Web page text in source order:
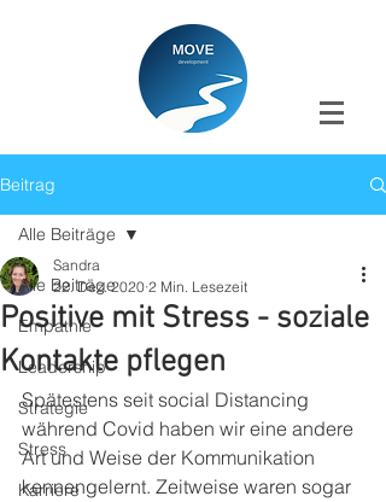
Beitrag
Alle Beiträge
Empathie
Leadership
Strategie
Stress
Karriere
Alle Beiträge
Positive mit Stress - soziale
Kontakte pflegen
Sandra
22. Dez. 2020 2 Min. Lesezeit
Spätestens seit social Distancing
während Covid haben wir eine andere
Art und Weise der Kommunikation
kennengelernt. Zeitweise waren sogar